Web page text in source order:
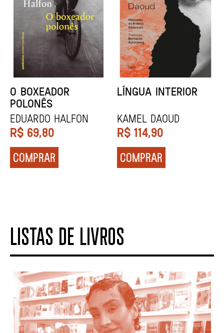
DENTES BRANCOS
Zadie Smith
R$ 129,90
COMPRAR
UCRÂNIA
Andrei Kurkov
R$ 139,90
COMPRAR
LISTAS DE LIVROS